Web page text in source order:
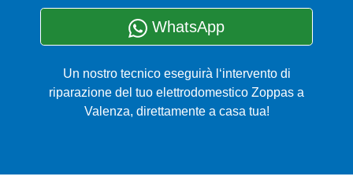
WhatsApp
Un nostro tecnico eseguirà l‘intervento di
riparazione del tuo elettrodomestico Zoppas a
Valenza, direttamente a casa tua!